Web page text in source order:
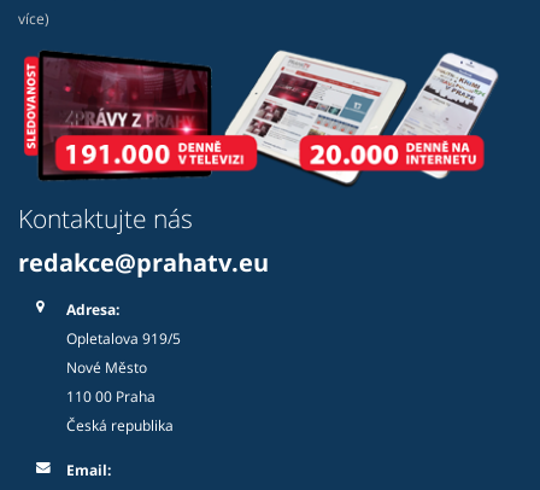
více)
Kontaktujte nás
redakce@prahatv.eu
Adresa:
Opletalova 919/5
Nové Město
110 00 Praha
Česká republika
Email: